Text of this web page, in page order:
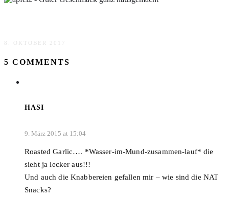
8. OKTOBER 2017
5 COMMENTS
HASI
9. März 2015 at 15:04
Roasted Garlic…. *Wasser-im-Mund-zusammen-lauf* die
sieht ja lecker aus!!!
Und auch die Knabbereien gefallen mir – wie sind die NAT
Snacks?